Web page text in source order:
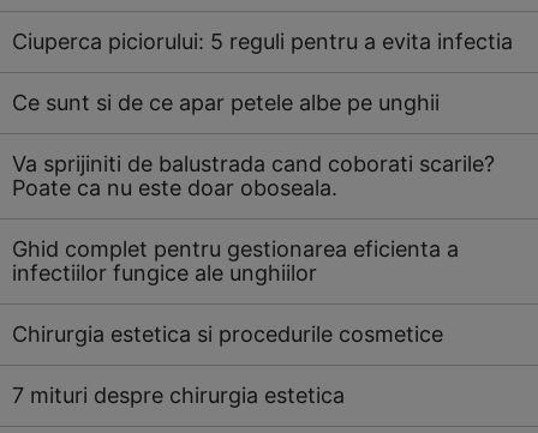
Ciuperca piciorului: 5 reguli pentru a evita infectia
Ce sunt si de ce apar petele albe pe unghii
Va sprijiniti de balustrada cand coborati scarile?
Poate ca nu este doar oboseala.
Ghid complet pentru gestionarea eficienta a
infectiilor fungice ale unghiilor
Chirurgia estetica si procedurile cosmetice
7 mituri despre chirurgia estetica